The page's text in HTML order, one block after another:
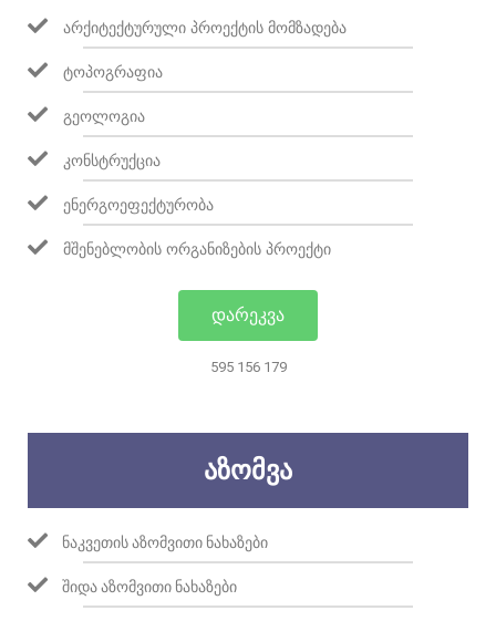
ᲐᲠᲥᲘᲢᲔᲥᲢᲣᲠᲣᲚᲘ ᲞᲠᲝᲔᲥᲢᲘᲡ ᲛᲝᲛᲖᲐᲓᲔᲑᲐ
ᲢᲝᲞᲝᲒᲠᲐᲤᲘᲐ
ᲒᲔᲝᲚᲝᲒᲘᲐ
ᲙᲝᲜᲡᲢᲠᲣᲥᲪᲘᲐ
ᲔᲜᲔᲠᲒᲝᲔᲤᲔᲥᲢᲣᲠᲝᲑᲐ
ᲛᲨᲔᲜᲔᲑᲚᲝᲑᲘᲡ ᲝᲠᲒᲐᲜᲘᲖᲔᲑᲘᲡ ᲞᲠᲝᲔᲥᲢᲘ
ᲓᲐᲠᲔᲙᲕᲐ
595 156 179
ᲐᲖᲝᲛᲕᲐ
ᲜᲐᲙᲕᲔᲗᲘᲡ ᲐᲖᲝᲛᲕᲘᲗᲘ ᲜᲐᲮᲐᲖᲔᲑᲘ
ᲨᲘᲓᲐ ᲐᲖᲝᲛᲕᲘᲗᲘ ᲜᲐᲮᲐᲖᲔᲑᲘ